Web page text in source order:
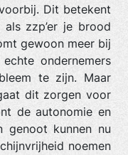
Dit betekent
zzp’er je brood
gewoon meer bij
ondernemers
te zijn. Maar
dit zorgen voor
de autonomie en
kunnen nu
noemen